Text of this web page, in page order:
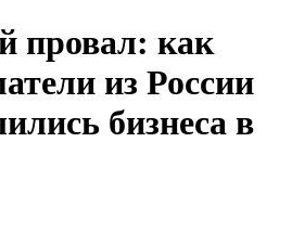
провал: как
из России
бизнеса в